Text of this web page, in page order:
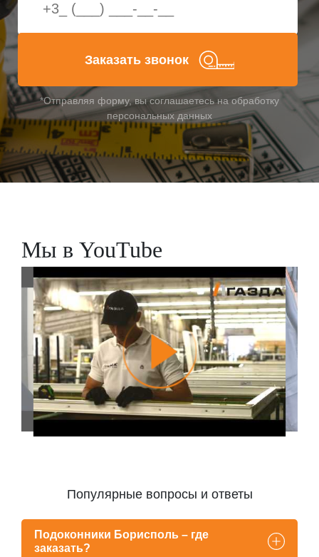
Заказать звонок
*Отправляя форму, вы соглашаетесь на обработку
персональных данных
Мы в YouTube
Популярные вопросы и ответы
Подоконники Борисполь – где
заказать?